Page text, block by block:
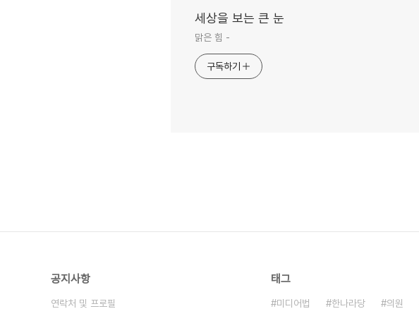
세상을 보는 큰 눈
맑은 힘 -
구독하기
공지사항
연락처 및 프로필
태그
미디어법 한나라당 의원